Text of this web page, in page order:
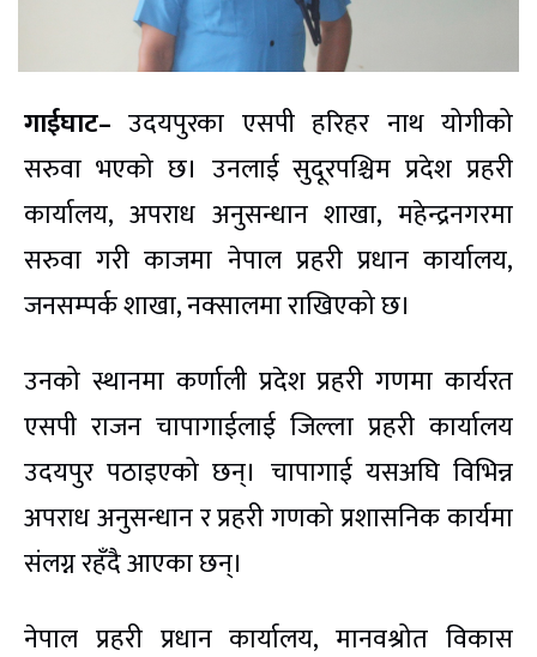
गाईघाट– उदयपुरका एसपी हरिहर नाथ योगीको
सरुवा भएको छ। उनलाई सुदूरपश्चिम प्रदेश प्रहरी
कार्यालय, अपराध अनुसन्धान शाखा, महेन्द्रनगरमा
सरुवा गरी काजमा नेपाल प्रहरी प्रधान कार्यालय,
जनसम्पर्क शाखा, नक्सालमा राखिएको छ।
उनको स्थानमा कर्णाली प्रदेश प्रहरी गणमा कार्यरत
एसपी राजन चापागाईलाई जिल्ला प्रहरी कार्यालय
उदयपुर पठाइएको छन्। चापागाई यसअघि विभिन्न
अपराध अनुसन्धान र प्रहरी गणको प्रशासनिक कार्यमा
संलग्न रहँदै आएका छन्।
नेपाल प्रहरी प्रधान कार्यालय, मानवश्रोत विकास